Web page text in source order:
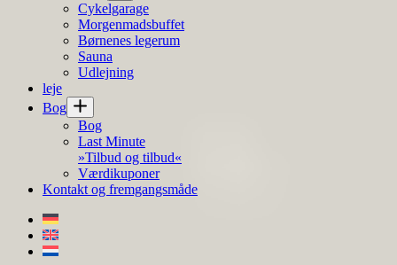
Cykelgarage
Morgenmadsbuffet
Børnenes legerum
Sauna
Udlejning
leje
Bog
Bog
Last Minute
»Tilbud og tilbud«
Værdikuponer
Kontakt og fremgangsmåde